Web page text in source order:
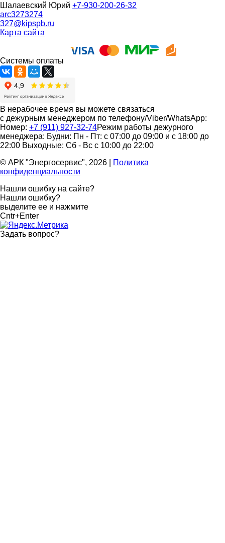
Шалаевский Юрий +7-930-200-26-32
arc3273274
327@kipspb.ru
Карта сайта
Системы оплаты
В нерабочее время вы можете связаться
с дежурным менеджером по телефону/Viber/WhatsApp:
Номер: +7 (911) 927-32-74Режим работы дежурного
менеджера: Будни: Пн - Пт: с 07:00 до 09:00 и с 18:00 до
22:00 Выходные: Сб - Вс с 10:00 до 22:00
© АРК "Энергосервис", 2026
Политика
конфиденциальности
Нашли ошибку на сайте?
Нашли ошибку?
выделите ее и нажмите
Cntr+Enter
Задать вопрос?